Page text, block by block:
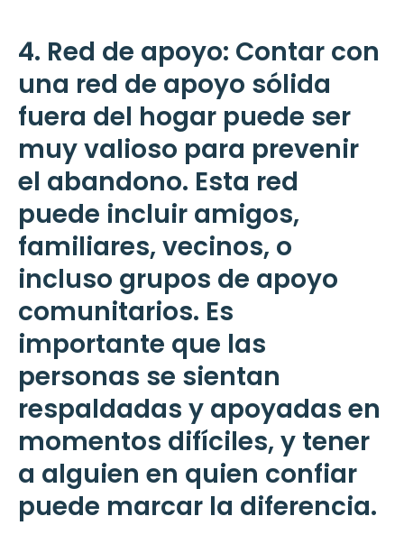
4. Red de apoyo: Contar con
una red de apoyo sólida
fuera del hogar puede ser
muy valioso para prevenir
el abandono. Esta red
puede incluir amigos,
familiares, vecinos, o
incluso grupos de apoyo
comunitarios. Es
importante que las
personas se sientan
respaldadas y apoyadas en
momentos difíciles, y tener
a alguien en quien confiar
puede marcar la diferencia.